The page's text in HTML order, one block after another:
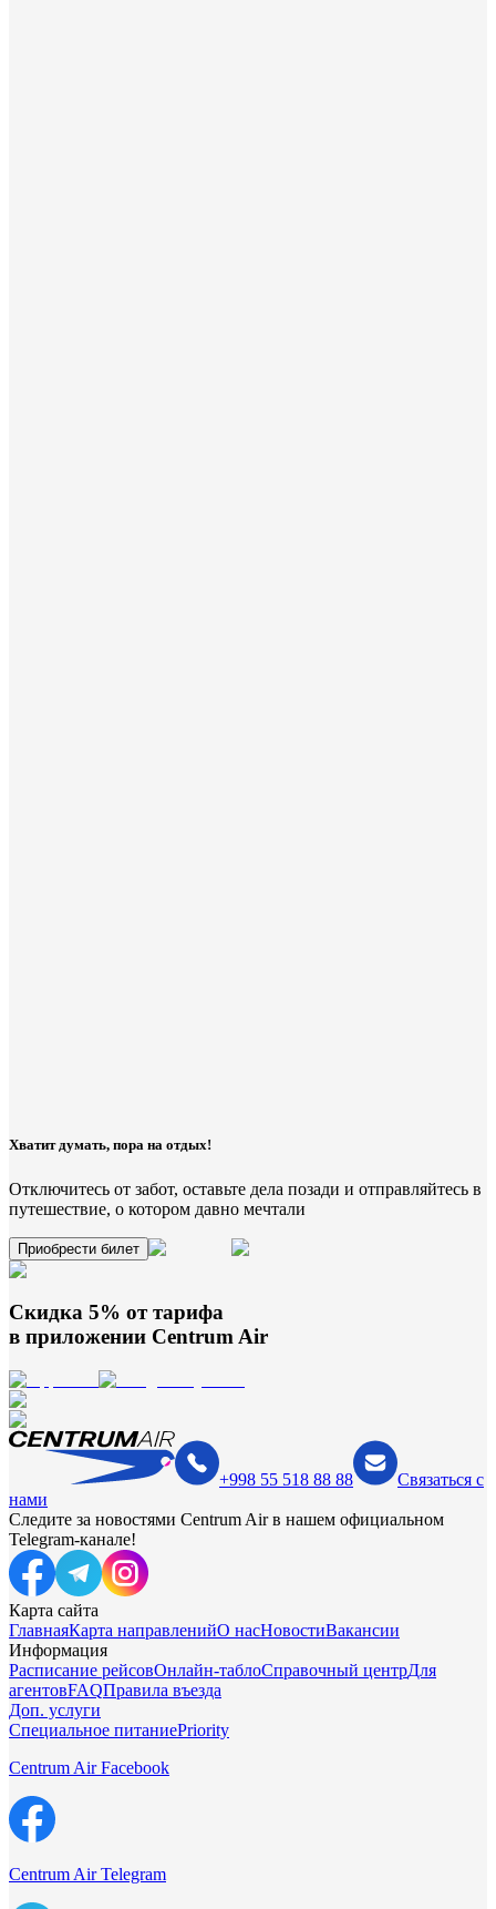
Хватит думать, пора на отдых!
Отключитесь от забот, оставьте дела позади и отправляйтесь в
путешествие, о котором давно мечтали
Приобрести билет
Скидка 5% от тарифа
в приложении Centrum Air
+998 55 518 88 88
Связаться с
нами
Следите за новостями Centrum Air в нашем официальном
Telegram-канале!
Карта сайта
ГлавнаяКарта направленийО насНовостиВакансии
Информация
Расписание рейсовОнлайн-таблоСправочный центрДля
агентовFAQПравила въезда
Доп. услуги
Специальное питаниеPriority
Centrum Air Facebook
Centrum Air Telegram